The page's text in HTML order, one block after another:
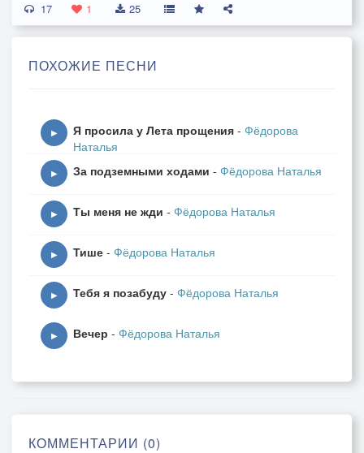
17 1 25
ПОХОЖИЕ ПЕСНИ
▶ Я просила у Лета прощения - Фёдорова
Наталья
▶ За подземными ходами - Фёдорова Наталья
▶ Ты меня не жди - Фёдорова Наталья
▶ Тише - Фёдорова Наталья
▶ Тебя я позабуду - Фёдорова Наталья
▶ Вечер - Фёдорова Наталья
КОММЕНТАРИИ (0)